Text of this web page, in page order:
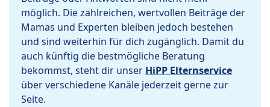
möglich. Die zahlreichen, wertvollen Beiträge der
Mamas und Experten bleiben jedoch bestehen
und sind weiterhin für dich zugänglich. Damit du
auch künftig die bestmögliche Beratung
bekommst, steht dir unser HiPP Elternservice
über verschiedene Kanäle jederzeit gerne zur
Seite.